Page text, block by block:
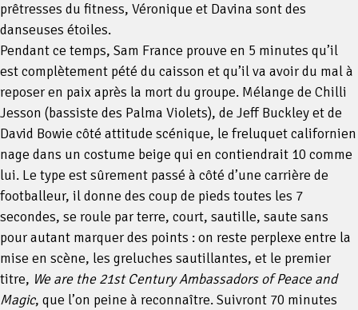
prêtresses du fitness, Véronique et Davina sont des
danseuses étoiles.
Pendant ce temps, Sam France prouve en 5 minutes qu’il
est complètement pété du caisson et qu’il va avoir du mal à
reposer en paix après la mort du groupe. Mélange de Chilli
Jesson (bassiste des Palma Violets), de Jeff Buckley et de
David Bowie côté attitude scénique, le freluquet californien
nage dans un costume beige qui en contiendrait 10 comme
lui. Le type est sûrement passé à côté d’une carrière de
footballeur, il donne des coup de pieds toutes les 7
secondes, se roule par terre, court, sautille, saute sans
pour autant marquer des points : on reste perplexe entre la
mise en scène, les greluches sautillantes, et le premier
titre, We are the 21st Century Ambassadors of Peace and
Magic, que l’on peine à reconnaître. Suivront 70 minutes